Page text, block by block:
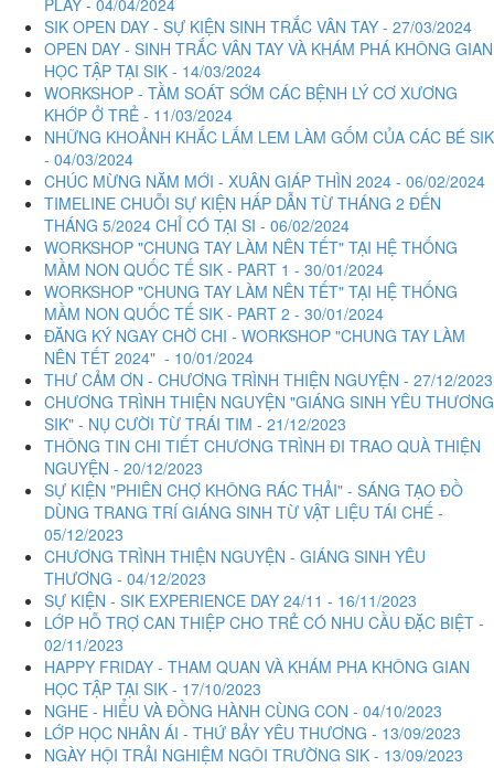
SIK OPEN DAY - SỰ KIỆN SINH TRẮC VÂN TAY - 27/03/2024
OPEN DAY - SINH TRẮC VÂN TAY VÀ KHÁM PHÁ KHÔNG GIAN
HỌC TẬP TẠI SIK - 14/03/2024
WORKSHOP - TẦM SOÁT SỚM CÁC BỆNH LÝ CƠ XƯƠNG
KHỚP Ở TRẺ - 11/03/2024
NHỮNG KHOẢNH KHẮC LẤM LEM LÀM GỐM CỦA CÁC BÉ SIK
- 04/03/2024
CHÚC MỪNG NĂM MỚI - XUÂN GIÁP THÌN 2024 - 06/02/2024
TIMELINE CHUỖI SỰ KIỆN HẤP DẪN TỪ THÁNG 2 ĐẾN
THÁNG 5/2024 CHỈ CÓ TẠI SI - 06/02/2024
WORKSHOP "CHUNG TAY LÀM NÊN TẾT" TẠI HỆ THỐNG
MẦM NON QUỐC TẾ SIK - PART 1 - 30/01/2024
WORKSHOP "CHUNG TAY LÀM NÊN TẾT" TẠI HỆ THỐNG
MẦM NON QUỐC TẾ SIK - PART 2 - 30/01/2024
ĐĂNG KÝ NGAY CHỜ CHI - WORKSHOP "CHUNG TAY LÀM
NÊN TẾT 2024" - 10/01/2024
THƯ CẢM ƠN - CHƯƠNG TRÌNH THIỆN NGUYỆN - 27/12/2023
CHƯƠNG TRÌNH THIỆN NGUYỆN "GIÁNG SINH YÊU THƯƠNG
SIK" - NỤ CƯỜI TỪ TRÁI TIM - 21/12/2023
THÔNG TIN CHI TIẾT CHƯƠNG TRÌNH ĐI TRAO QUÀ THIỆN
NGUYỆN - 20/12/2023
SỰ KIỆN "PHIÊN CHỢ KHÔNG RÁC THẢI" - SÁNG TẠO ĐỒ
DÙNG TRANG TRÍ GIÁNG SINH TỪ VẬT LIỆU TÁI CHẾ -
05/12/2023
CHƯƠNG TRÌNH THIỆN NGUYỆN - GIÁNG SINH YÊU
THƯƠNG - 04/12/2023
SỰ KIỆN - SIK EXPERIENCE DAY 24/11 - 16/11/2023
LỚP HỖ TRỢ CAN THIỆP CHO TRẺ CÓ NHU CẦU ĐẶC BIỆT -
02/11/2023
HAPPY FRIDAY - THAM QUAN VÀ KHÁM PHA KHÔNG GIAN
HỌC TẬP TẠI SIK - 17/10/2023
NGHE - HIỂU VÀ ĐỒNG HÀNH CÙNG CON - 04/10/2023
LỚP HỌC NHÂN ÁI - THỨ BẢY YÊU THƯƠNG - 13/09/2023
NGÀY HỘI TRẢI NGHIỆM NGÔI TRƯỜNG SIK - 13/09/2023